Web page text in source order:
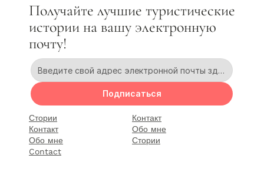
Получайте лучшие туристические
истории на вашу электронную
почту!
Подписаться
Стории
Контакт
Обо мне
Contact
Контакт
Обо мне
Стории